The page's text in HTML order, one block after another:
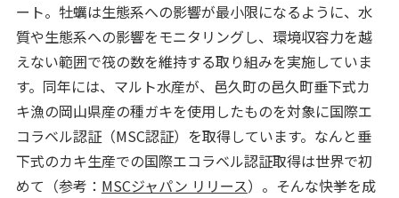
ート。牡蠣は生態系への影響が最小限になるように、水
質や生態系への影響をモニタリングし、環境収容力を越
えない範囲で筏の数を維持する取り組みを実施していま
す。同年には、マルト水産が、邑久町の邑久町垂下式カ
キ漁の岡山県産の種ガキを使用したものを対象に国際エ
コラベル認証（MSC認証）を取得しています。なんと垂
下式のカキ生産での国際エコラベル認証取得は世界で初
めて（参考： MSCジャパン リリース）。そんな快挙を成